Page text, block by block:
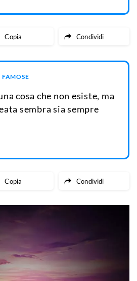
Copia Condividi
FAMOSE
cosa che non esiste, ma
sembra sia sempre
Copia Condividi